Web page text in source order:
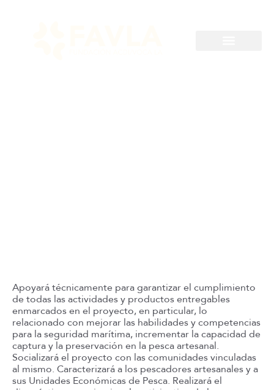
Apoyará técnicamente para garantizar el cumplimiento
de todas las actividades y productos entregables
enmarcados en el proyecto, en particular, lo
relacionado con mejorar las habilidades y competencias
para la seguridad marítima, incrementar la capacidad de
captura y la preservación en la pesca artesanal.
Socializará el proyecto con las comunidades vinculadas
al mismo. Caracterizará a los pescadores artesanales y a
sus Unidades Económicas de Pesca. Realizará el